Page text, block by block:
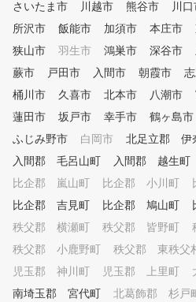
タをもとに、外部資格を有する
専属プロがレッスンをおこない
、シミュレーターの映像や数値
データを確認しながら、会員様
にわかりやすくレッスンします
。会員様一人一人のレッスン内
容をカルテで共有しており、前
回の復習や今後の課題など、継
けます。 ③レッスン受け放題
、レンジ使い放題のサブスクモ
デル 外部資格を有する専属プ
ロのレッスンを、毎日、何度で
も受けられます。また打席も使
い放題なので、一人で練習した
って、効率よく練習できます。
お客様のご予定にあわせて、ご
さいたま市
川越市 熊谷市 川
所沢市
飯能市 加須市 本庄市
狭山市
羽生市 鴻巣市 深谷市
蕨市
戸田市 入間市 朝霞市
桶川市
久喜市 北本市 八潮市
蓮田市
坂戸市 幸手市 鶴ヶ島市
ふじみ野市
白岡市 北足立郡 伊
入間郡 毛呂山町
入間郡 越生町
比企郡 嵐山町
比企郡 小川町
比企郡 吉見町
比企郡 鳩山町
秩父郡 横瀬町
秩父郡 皆野町
秩父郡 小鹿野町
秩父郡 東秩父
児玉郡 神川町
児玉郡 上里町
南埼玉郡 宮代町
北葛飾郡 杉戸